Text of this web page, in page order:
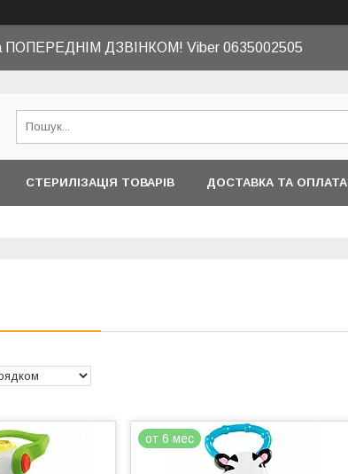
ПОПЕРЕДНІМ ДЗВІНКОМ! Viber 0635002505
СТЕРИЛІЗАЦІЯ ТОВАРІВ ДОСТАВКА ТА ОПЛАТА
от 6 мес